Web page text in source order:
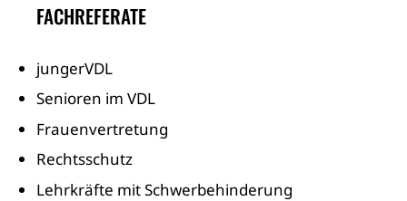
FACHREFERATE
jungerVDL
Senioren im VDL
Frauenvertretung
Rechtsschutz
Lehrkräfte mit Schwerbehinderung